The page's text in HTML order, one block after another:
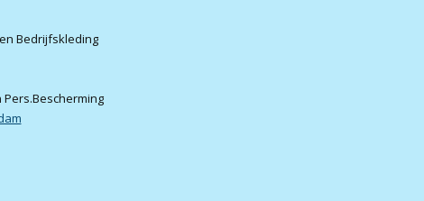
Bedrijfskleding
Pers.Bescherming